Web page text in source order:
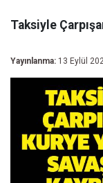
Taksiyle
Yayınlanma: 13 Eylül